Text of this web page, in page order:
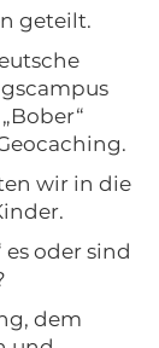
geteilt.
wir in die
oder sind
dem